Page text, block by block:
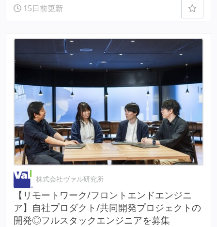
15日前更新
株式会社ヴァル研究所
【リモートワーク/フロントエンドエンジニ
ア】自社プロダクト/共同開発プロジェクトの
開発◎フルスタックエンジニアを募集